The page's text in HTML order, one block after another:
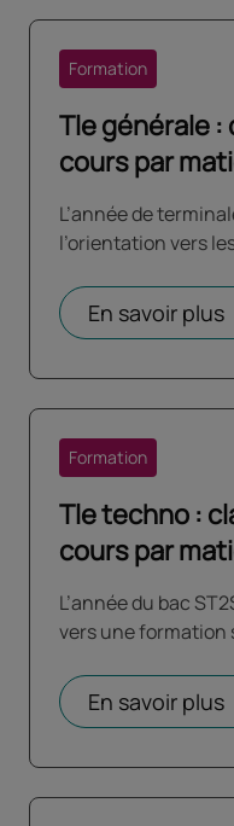
Tle générale
cours par
Formation
L’année de
l’orientation vers
En savoir plus
Tle techno :
cours par
Formation
L’année du bac
vers une formation
En savoir plus